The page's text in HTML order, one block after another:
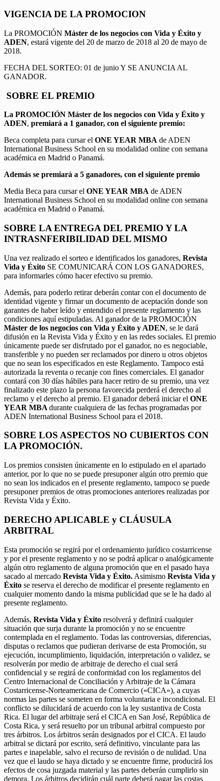
VIGENCIA DE LA PROMOCION
La PROMOCIÓN Máster de los negocios con Vida y Éxito y
ADEN, estará vigente del 20 de marzo de 2018 al 20 de mayo de
2018.
FECHA DEL SORTEO: 01 de junio Y SE ANUNCIA AL
GANADOR.
SOBRE EL PREMIO
La PROMOCIÓN Máster de los negocios con Vida y Éxito y
ADEN, premiará a 1 ganador, con el siguiente premio:
Beca completa para cursar el ONE YEAR MBA de ADEN
International Business School en su modalidad online con semana
académica en Madrid o Panamá.
Además se premiará a 5 ganadores, con el siguiente premio
Media Beca para cursar el ONE YEAR MBA de ADEN
International Business School en su modalidad online con semana
académica en Madrid o Panamá.
SOBRE LA ENTREGA DEL PREMIO Y LA
INTRASNFERIBILIDAD DEL MISMO
Una vez realizado el sorteo e identificados los ganadores, Revista
Vida y Éxito SE COMUNICARÁ CON LOS GANADORES,
para informarles cómo hacer efectivo su premio.
Además, para poderlo retirar deberán contar con el documento de
identidad vigente y firmar un documento de aceptación donde son
garantes de haber leído y entendido el presente reglamento y las
condiciones aquí estipuladas. Al ganador de la PROMOCIÓN
Máster de los negocios con Vida y Éxito y ADEN, se le dará
difusión en la Revista Vida y Éxito y en las redes sociales. El premio
únicamente puede ser disfrutado por el ganador, no es negociable,
transferible y no pueden ser reclamados por dinero u otros objetos
que no sean los especificados en este Reglamento. Tampoco está
autorizada la reventa o recanje con fines comerciales. El ganador
contará con 30 días hábiles para hacer retiro de su premio, una vez
finalizado este plazo la persona favorecida perderá el derecho al
reclamo y el derecho al premio. El ganador deberá iniciar el ONE
YEAR MBA durante cualquiera de las fechas programadas por
ADEN International Business School para el 2018.
SOBRE LOS ASPECTOS NO CUBIERTOS CON
LA PROMOCIÓN.
Los premios consisten únicamente en lo estipulado en el apartado
anterior, por lo que no se puede presuponer algún otro premio que
no sean los indicados en el presente reglamento, tampoco se puede
presuponer premios de otras promociones anteriores realizadas por
Revista Vida y Éxito.
DERECHO APLICABLE y CLÁUSULA
ARBITRAL
Esta promoción se regirá por el ordenamiento jurídico costarricense
y por el presente reglamento y no se podrá aplicar o analógicamente
algún otro reglamento de alguna promoción que en el pasado haya
sacado al mercado Revista Vida y Éxito. Asimismo Revista Vida y
Éxito se reserva el derecho de modificar el presente reglamento en
cualquier momento dando la misma publicidad que se le ha dado al
presente reglamento.
Además, Revista Vida y Éxito resolverá y definirá cualquier
situación que surja durante la promoción y no se encuentre
contemplada en el reglamento. Todas las controversias, diferencias,
disputas o reclamos que pudieran derivarse de esta Promoción, su
ejecución, incumplimiento, liquidación, interpretación o validez, se
resolverán por medio de arbitraje de derecho el cual será
confidencial y se regirá de conformidad con los reglamentos del
Centro Internacional de Conciliación y Arbitraje de la Cámara
Costarricense-Norteamericana de Comercio («CICA»), a cuyas
normas las partes se someten en forma voluntaria e incondicional. El
conflicto se dilucidará de acuerdo con la ley sustantiva de Costa
Rica. El lugar del arbitraje será el CICA en San José, República de
Costa Rica, y será resuelto por un tribunal arbitral compuesto por
tres árbitros. Los árbitros serán designados por el CICA. El laudo
arbitral se dictará por escrito, será definitivo, vinculante para las
partes e inapelable, salvo el recurso de revisión o de nulidad. Una
vez que el laudo se haya dictado y se encuentre firme, producirá los
efectos de cosa juzgada material y las partes deberán cumplirlo sin
demora. Los árbitros decidirán cuál parte deberá pagar las costas